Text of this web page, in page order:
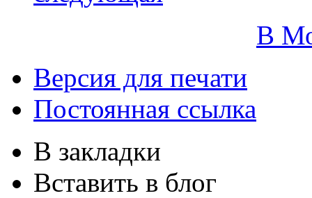
В
Версия для печати
Постоянная ссылка
В закладки
Вставить в блог